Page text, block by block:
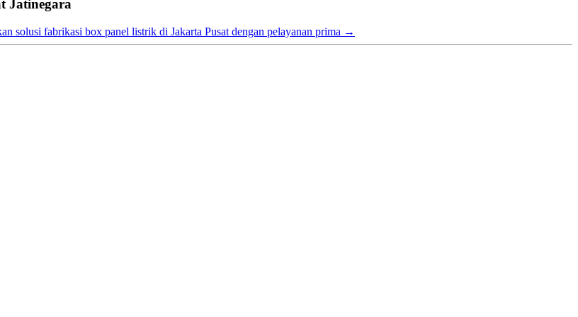
Jatinegara
solusi fabrikasi box panel listrik di Jakarta Pusat dengan pelayanan prima →